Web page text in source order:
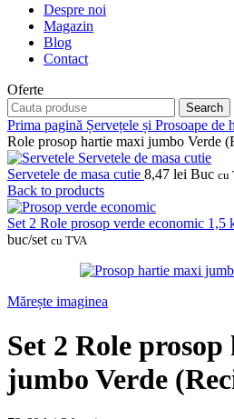
Despre noi
Magazin
Blog
Contact
Oferte
Search
Prima pagină Șervețele și Prosoape de
Role prosop hartie maxi jumbo Verde
Servetele de masa cutie 8,47 lei Buc cu
Back to products
Set 2 Role prosop verde economic 1,5
buc/set cu TVA
Mărește imaginea
Set 2 Role
jumbo Verde